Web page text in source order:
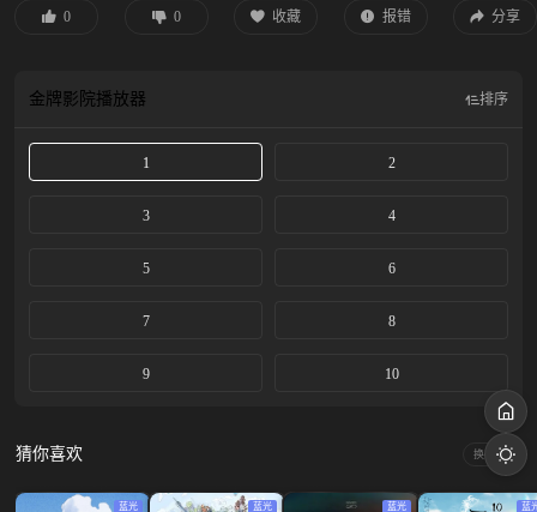
0 0 收藏 报错 分享
金牌影院播放器 排序
1 2
3 4
5 6
7 8
9 10
猜你喜欢 换一换
蓝光 蓝光 蓝光 蓝